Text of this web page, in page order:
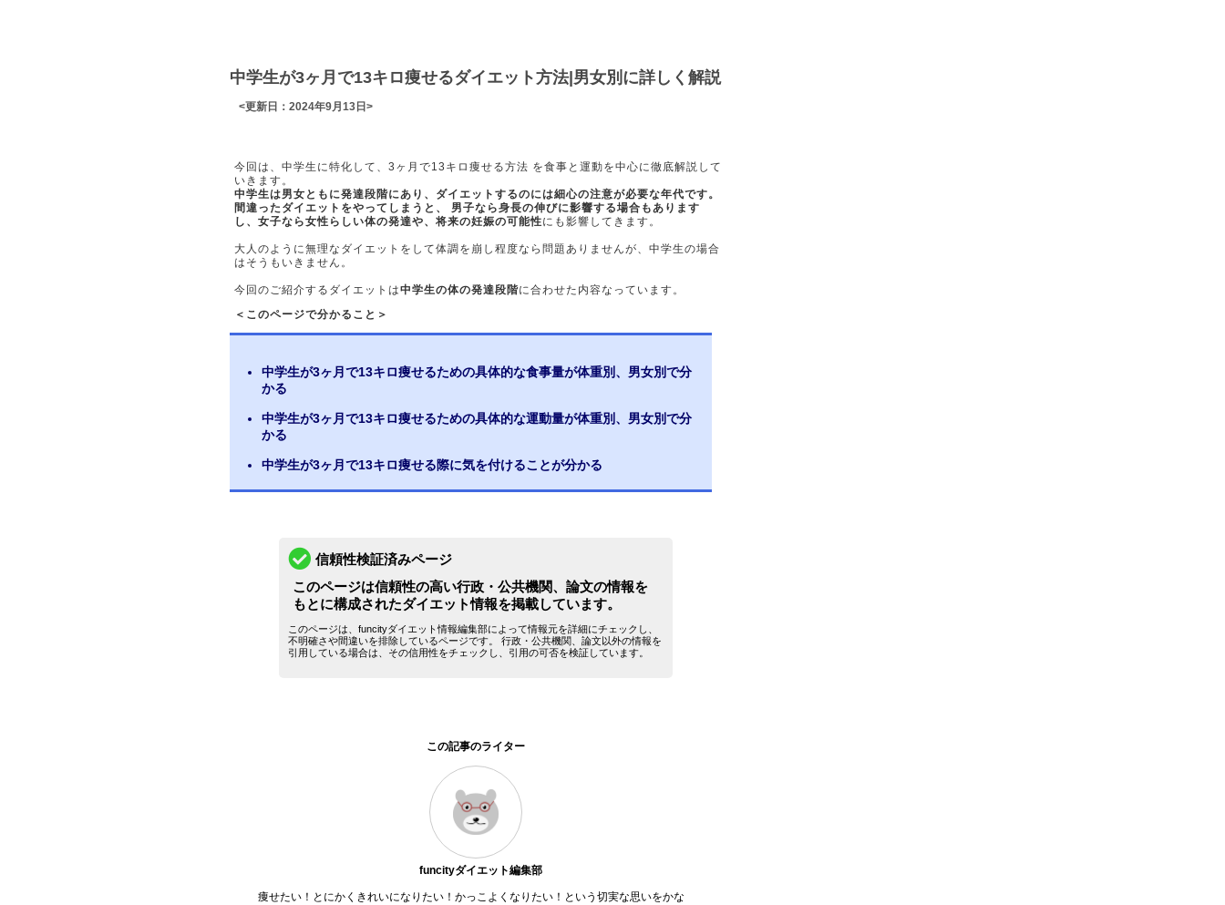
中学生が3ヶ月で13キロ痩せるダイエット方法|男女別に詳しく解説
<更新日：2024年9月13日>
今回は、中学生に特化して、3ヶ月で13キロ痩せる方法 を食事と運動を中心に徹底解説して
いきます。
中学生は男女ともに発達段階にあり、ダイエットするのには細心の注意が必要な年代です。
間違ったダイエットをやってしまうと、 男子なら身長の伸びに影響する場合もあります
し、女子なら女性らしい体の発達や、将来の妊娠の可能性にも影響してきます。
大人のように無理なダイエットをして体調を崩し程度なら問題ありませんが、中学生の場合
はそうもいきません。
今回のご紹介するダイエットは中学生の体の発達段階に合わせた内容なっています。
＜このページで分かること＞
中学生が3ヶ月で13キロ痩せるための具体的な食事量が体重別、男女別で分
かる
中学生が3ヶ月で13キロ痩せるための具体的な運動量が体重別、男女別で分
かる
中学生が3ヶ月で13キロ痩せる際に気を付けることが分かる
信頼性検証済みページ
このページは信頼性の高い行政・公共機関、論文の情報を
もとに構成されたダイエット情報を掲載しています。
このページは、funcityダイエット情報編集部によって情報元を詳細にチェックし、
不明確さや間違いを排除しているページです。 行政・公共機関、論文以外の情報を
引用している場合は、その信用性をチェックし、引用の可否を検証しています。
この記事のライター
funcityダイエット編集部
痩せたい！とにかくきれいになりたい！かっこよくなりたい！という切実な思いをかな